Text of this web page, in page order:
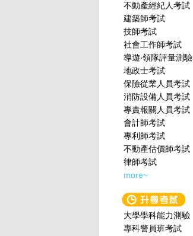
不動產經紀人考試
建築師考試
技師考試
社會工作師‍考試
導遊‧領隊評量測驗
地政士考試
保險從業人員考試
消防設備人員考試
專責報關人員考試
會計師考試
專利師考試
不動產估價師考試
律師考試
more~
大學學科能力測驗
專科警員班考試